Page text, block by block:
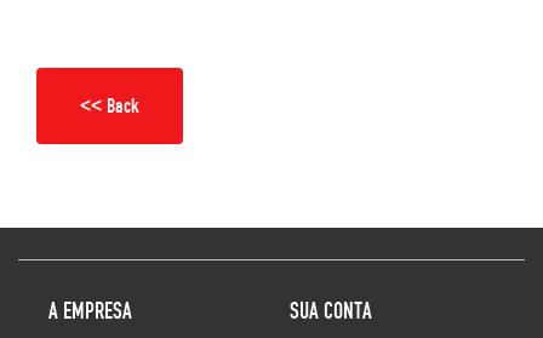
<< Back
A EMPRESA SUA CONTA